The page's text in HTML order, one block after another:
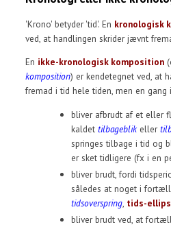
'Krono' betyder 'tid'. En kronologisk
ved, at handlingen skrider jævnt
En ikke-kronologisk komposition
komposition) er kendetegnet ved, at
fremad i tid hele tiden, men en gang
bliver afbrudt af et eller
kaldettilbageblik eller
springes tilbage i tid og
er sket tidligere (fx i en
bliver brudt, fordi
således at noget i
tidsoverspring, tids-
bliver brudt ved, at